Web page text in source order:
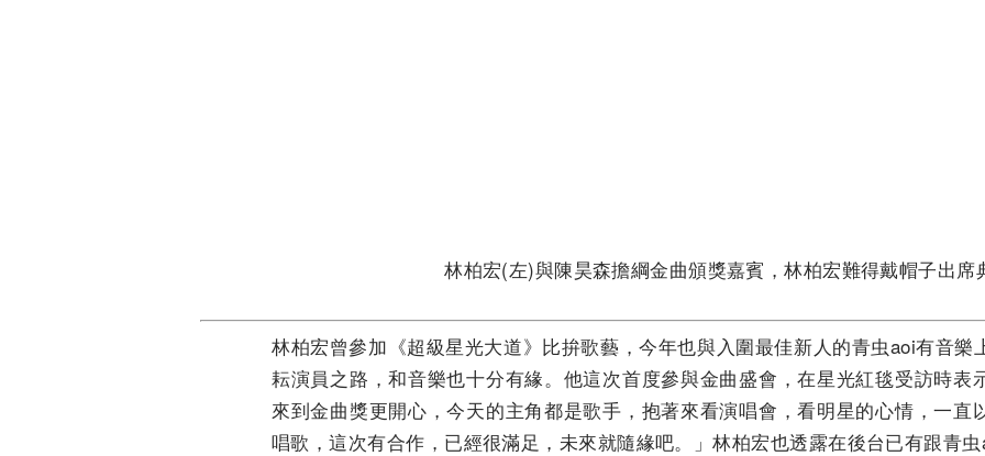
林柏宏(左)與陳昊森擔綱金曲頒獎嘉賓，林柏宏難得戴帽子出席
林柏宏曾參加《超級星光大道》比拚歌藝，今年也與入圍最佳新人的青虫aoi有音樂
耘演員之路，和音樂也十分有緣。他這次首度參與金曲盛會，在星光紅毯受訪時表
來到金曲獎更開心，今天的主角都是歌手，抱著來看演唱會，看明星的心情，一直
唱歌，這次有合作，已經很滿足，未來就隨緣吧。」林柏宏也透露在後台已有跟青